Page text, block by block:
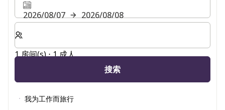
2026/08/07
2026/08/08
选择房间数和入住人数
1 房间(s) ⋅ 1 成人
搜索
我为工作而旅行